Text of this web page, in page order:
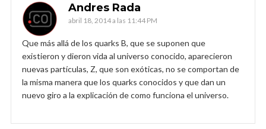
Andres Rada
abril 18, 2014 a las 11:44 PM
Que más allá de los quarks B, que se suponen que
existieron y dieron vida al universo conocido, aparecieron
nuevas partículas, Z, que son exóticas, no se comportan de
la misma manera que los quarks conocidos y que dan un
nuevo giro a la explicación de como funciona el universo.